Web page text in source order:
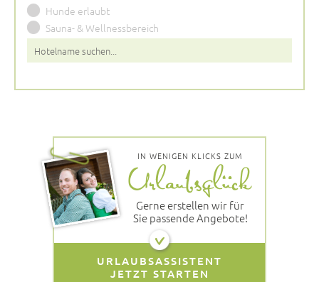
Hunde erlaubt
Sauna- & Wellnessbereich
IN WENIGEN KLICKS ZUM
Gerne erstellen wir für
Sie passende Angebote!
URLAUBSASSISTENT
JETZT STARTEN